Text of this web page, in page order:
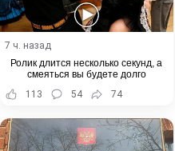
7 ч. назад
Ролик длится несколько секунд, а
смеяться вы будете долго
113
54 74